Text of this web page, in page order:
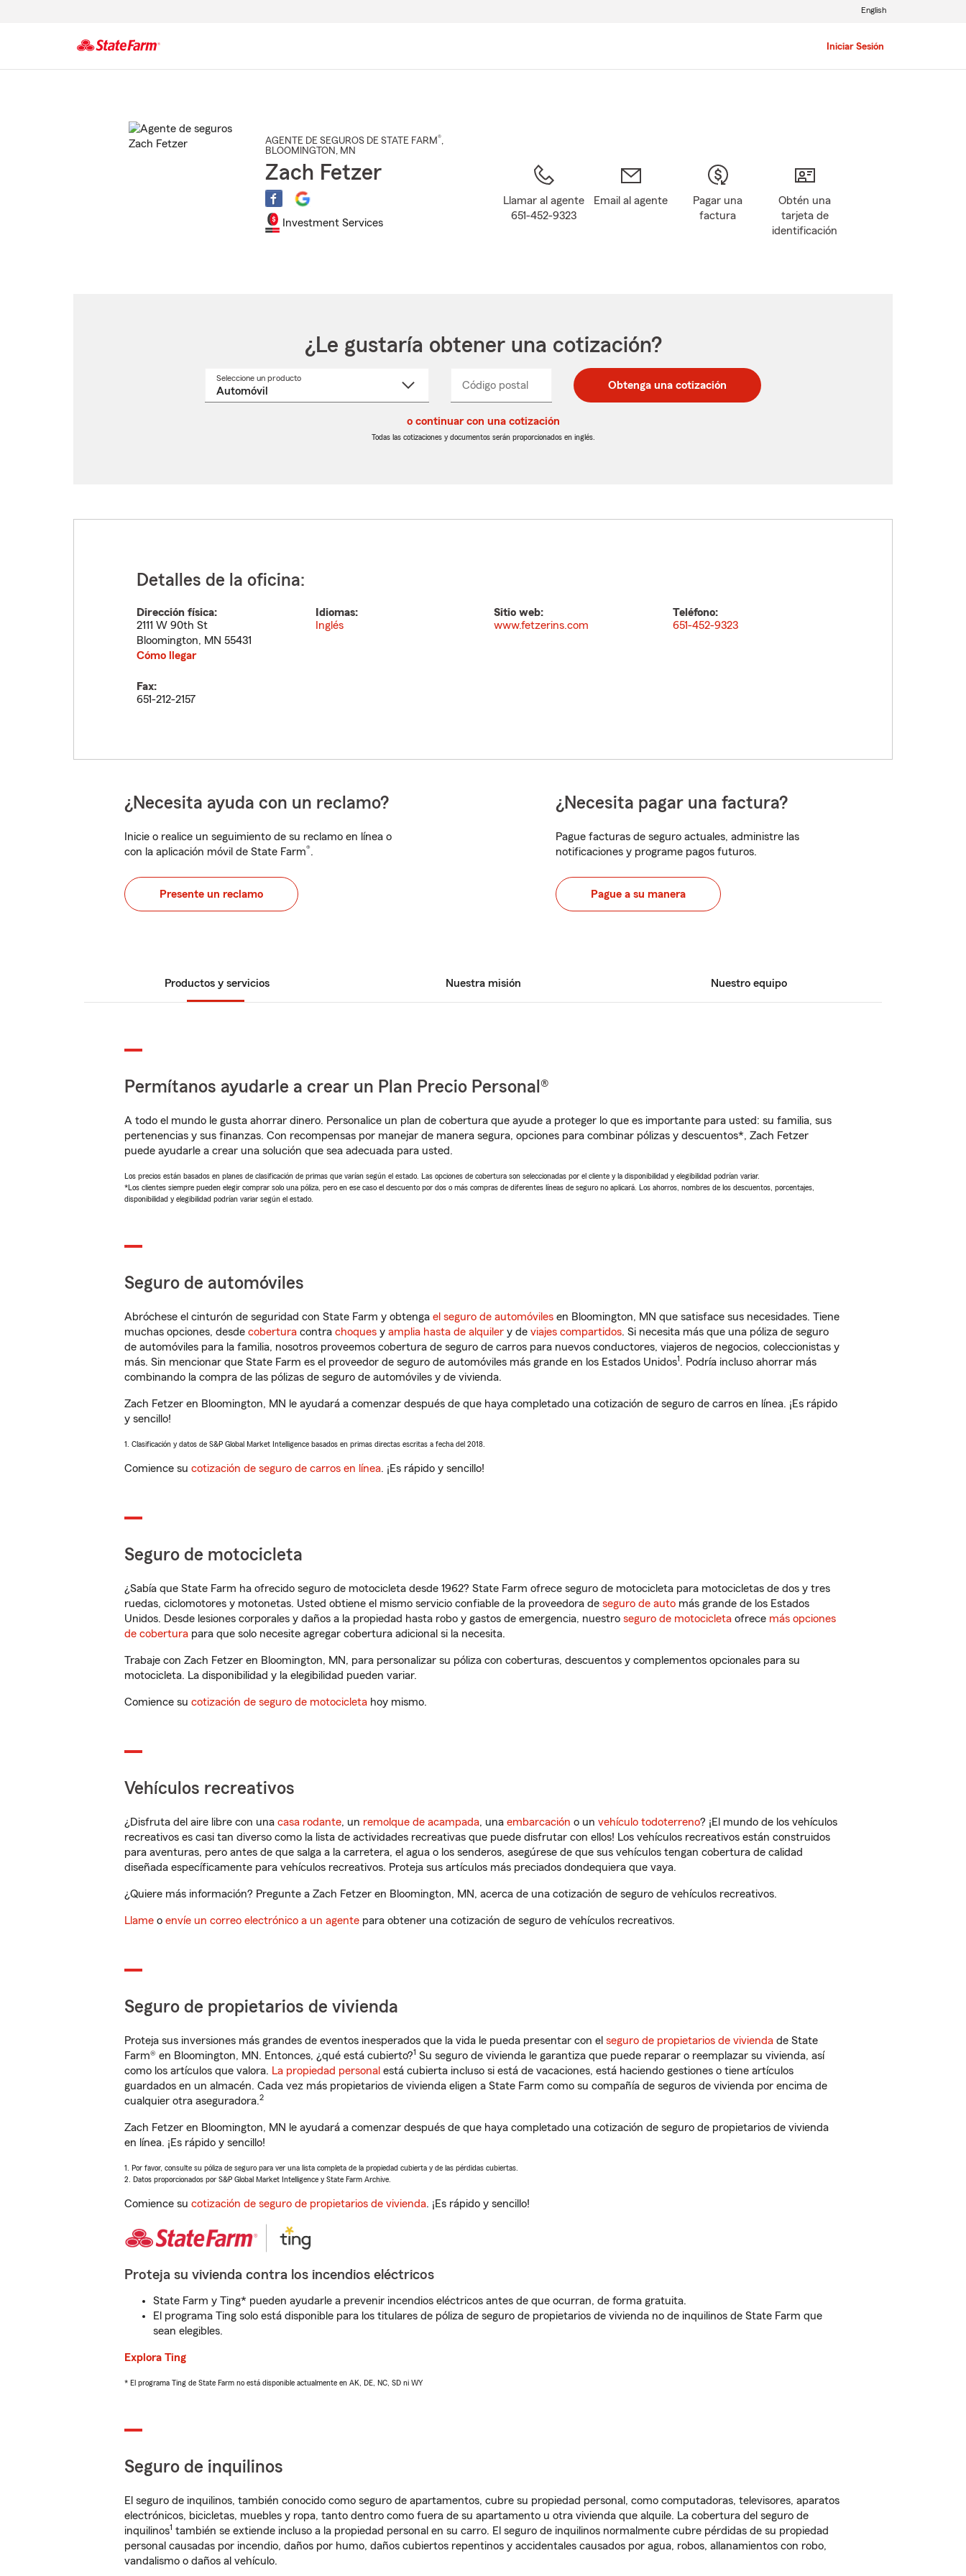
Iniciar Sesión
English
AGENTE DE SEGUROS DE STATE FARM®,
BLOOMINGTON , MN
Zach Fetzer
Investment Services
Llamar al agente
651-452-9323
Email al agente
Pagar una
factura
Obtén una
tarjeta de
identificación
¿Le gustaría obtener una cotización?
Seleccione un productoSeleccione
Código postal
postal
de
postal
de
_____ Obtenga una cotización
o continuar con una cotización
Todas las cotizaciones y documentos serán proporcionados en inglés.
Detalles de la oficina:
Dirección física:
2111 W 90th St
Bloomington, MN 55431
Cómo llegar
Idiomas:
Inglés
Sitio web:
www.fetzerins.com
Teléfono:
651-452-9323
Fax:
651-212-2157
¿Necesita ayuda con un reclamo?
Inicie o realice un seguimiento de su reclamo en línea o
con la aplicación móvil de State Farm®.
Presente un reclamo
¿Necesita pagar una factura?
Pague facturas de seguro actuales, administre las
notificaciones y programe pagos futuros.
Pague a su manera
Productos y servicios Nuestra misión Nuestro equipo
Permítanos ayudarle a crear un Plan Precio Personal®
A todo el mundo le gusta ahorrar dinero. Personalice un plan de cobertura que ayude a proteger lo que es importante para usted: su familia, sus
pertenencias y sus finanzas. Con recompensas por manejar de manera segura, opciones para combinar pólizas y descuentos*, Zach Fetzer
puede ayudarle a crear una solución que sea adecuada para usted.
Los precios están basados en planes de clasificación de primas que varían según el estado. Las opciones de cobertura son seleccionadas por el cliente y la disponibilidad y elegibilidad podrían variar.
*Los clientes siempre pueden elegir comprar solo una póliza, pero en ese caso el descuento por dos o más compras de diferentes líneas de seguro no aplicará. Los ahorros, nombres de los descuentos, porcentajes,
disponibilidad y elegibilidad podrían variar según el estado.
Seguro de automóviles
Abróchese el cinturón de seguridad con State Farm y obtenga el seguro de automóviles en Bloomington, MN que satisface sus necesidades. Tiene
muchas opciones, desde cobertura contra choques y amplia hasta de alquiler y de viajes compartidos. Si necesita más que una póliza de seguro
de automóviles para la familia, nosotros proveemos cobertura de seguro de carros para nuevos conductores, viajeros de negocios, coleccionistas y
más. Sin mencionar que State Farm es el proveedor de seguro de automóviles más grande en los Estados Unidos1. Podría incluso ahorrar más
combinando la compra de las pólizas de seguro de automóviles y de vivienda.
Zach Fetzer en Bloomington, MN le ayudará a comenzar después de que haya completado una cotización de seguro de carros en línea. ¡Es rápido
y sencillo!
1. Clasificación y datos de S&P Global Market Intelligence basados en primas directas escritas a fecha del 2018.
Comience su cotización de seguro de carros en línea. ¡Es rápido y sencillo!
Seguro de motocicleta
¿Sabía que State Farm ha ofrecido seguro de motocicleta desde 1962? State Farm ofrece seguro de motocicleta para motocicletas de dos y tres
ruedas, ciclomotores y motonetas. Usted obtiene el mismo servicio confiable de la proveedora de seguro de auto más grande de los Estados
Unidos. Desde lesiones corporales y daños a la propiedad hasta robo y gastos de emergencia, nuestro seguro de motocicleta ofrece más opciones
de cobertura para que solo necesite agregar cobertura adicional si la necesita.
Trabaje con Zach Fetzer en Bloomington, MN, para personalizar su póliza con coberturas, descuentos y complementos opcionales para su
motocicleta. La disponibilidad y la elegibilidad pueden variar.
Comience su cotización de seguro de motocicleta hoy mismo.
Vehículos recreativos
¿Disfruta del aire libre con una casa rodante, un remolque de acampada, una embarcación o un vehículo todoterreno? ¡El mundo de los vehículos
recreativos es casi tan diverso como la lista de actividades recreativas que puede disfrutar con ellos! Los vehículos recreativos están construidos
para aventuras, pero antes de que salga a la carretera, el agua o los senderos, asegúrese de que sus vehículos tengan cobertura de calidad
diseñada específicamente para vehículos recreativos. Proteja sus artículos más preciados dondequiera que vaya.
¿Quiere más información? Pregunte a Zach Fetzer en Bloomington, MN, acerca de una cotización de seguro de vehículos recreativos.
Llame o envíe un correo electrónico a un agente para obtener una cotización de seguro de vehículos recreativos.
Seguro de propietarios de vivienda
Proteja sus inversiones más grandes de eventos inesperados que la vida le pueda presentar con el seguro de propietarios de vivienda de State
Farm® en Bloomington, MN. Entonces, ¿qué está cubierto?1 Su seguro de vivienda le garantiza que puede reparar o reemplazar su vivienda, así
como los artículos que valora. La propiedad personal está cubierta incluso si está de vacaciones, está haciendo gestiones o tiene artículos
guardados en un almacén. Cada vez más propietarios de vivienda eligen a State Farm como su compañía de seguros de vivienda por encima de
cualquier otra aseguradora.2
Zach Fetzer en Bloomington, MN le ayudará a comenzar después de que haya completado una cotización de seguro de propietarios de vivienda
en línea. ¡Es rápido y sencillo!
1. Por favor, consulte su póliza de seguro para ver una lista completa de la propiedad cubierta y de las pérdidas cubiertas.
2. Datos proporcionados por S&P Global Market Intelligence y State Farm Archive.
Comience su cotización de seguro de propietarios de vivienda. ¡Es rápido y sencillo!
Proteja su vivienda contra los incendios eléctricos
State Farm y Ting* pueden ayudarle a prevenir incendios eléctricos antes de que ocurran, de forma gratuita.
El programa Ting solo está disponible para los titulares de póliza de seguro de propietarios de vivienda no de inquilinos de State Farm que
sean elegibles.
Explora Ting
* El programa Ting de State Farm no está disponible actualmente en AK, DE, NC, SD ni WY
Seguro de inquilinos
El seguro de inquilinos, también conocido como seguro de apartamentos, cubre su propiedad personal, como computadoras, televisores, aparatos
electrónicos, bicicletas, muebles y ropa, tanto dentro como fuera de su apartamento u otra vivienda que alquile. La cobertura del seguro de
inquilinos1 también se extiende incluso a la propiedad personal en su carro. El seguro de inquilinos normalmente cubre pérdidas de su propiedad
personal causadas por incendio, daños por humo, daños cubiertos repentinos y accidentales causados por agua, robos, allanamientos con robo,
vandalismo o daños al vehículo.